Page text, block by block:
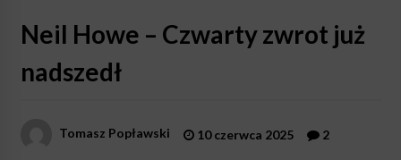
Neil Howe – Czwarty zwrot już
nadszedł
Tomasz Popławski 10 czerwca 2025 2